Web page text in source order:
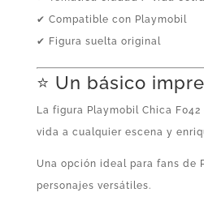
✔ Compatible con Playmobil
✔ Figura suelta original
⭐ Un básico
La figura Playmobil Chica
vida a cualquier escena y
Una opción ideal para fans de
personajes versátiles.